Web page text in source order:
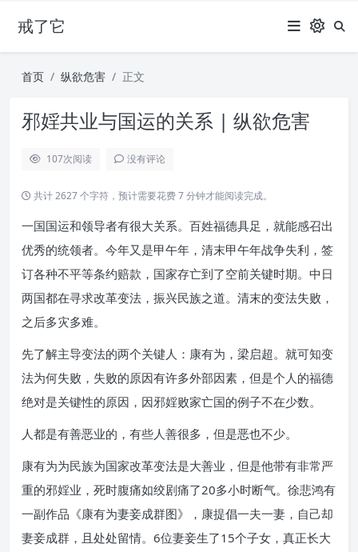
戒了它
首页 纵欲危害 正文
邪婬共业与国运的关系 | 纵欲危害
107次阅读 没有评论
共计 2627 个字符，预计需要花费 7 分钟才能阅读完成。
一国国运和领导者有很大关系。百姓福德具足，就能感召出
优秀的统领者。今年又是甲午年，清末甲午年战争失利，签
订各种不平等条约赔款，国家存亡到了空前关键时期。中日
两国都在寻求改革变法，振兴民族之道。清末的变法失败，
之后多灾多难。
先了解主导变法的两个关键人：康有为，梁启超。就可知变
法为何失败，失败的原因有许多外部因素，但是个人的福德
绝对是关键性的原因，因邪婬败家亡国的例子不在少数。
人都是有善恶业的，有些人善很多，但是恶也不少。
康有为为民族为国家改革变法是大善业，但是他带有非常严
重的邪婬业，死时腹痛如绞剧痛了20多小时断气。徐悲鸿有
一副作品《康有为妻妾成群图》，康提倡一夫一妻，自己却
妻妾成群，且处处留情。6位妻妾生了15个子女，真正长大